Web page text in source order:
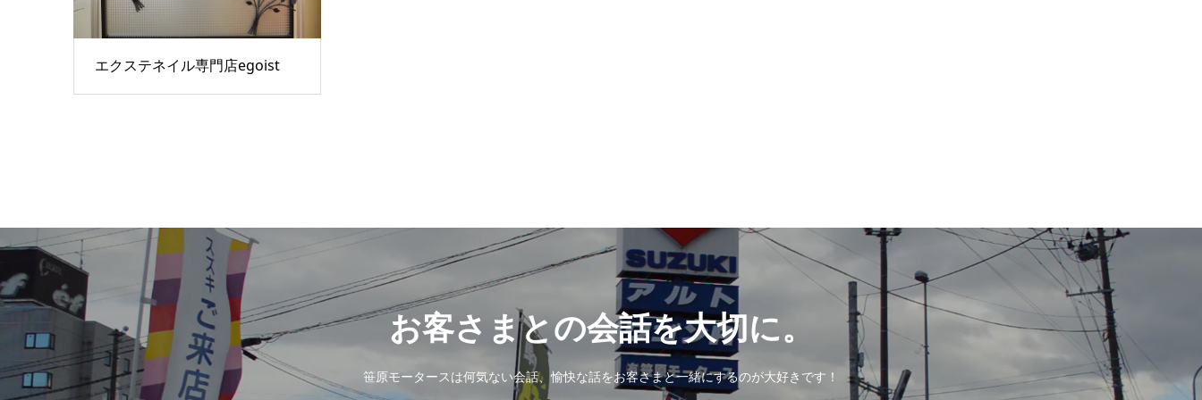
エクステネイル専門店egoist
お客さまとの会話を大切に。
笹原モータースは何気ない会話、愉快な話をお客さまと一緒にするのが大好きです！